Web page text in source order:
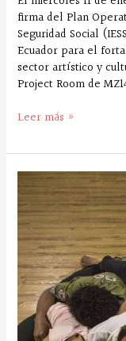
firma del Plan
Seguridad Social
Ecuador para el
sector artístico y
Project Room de
Leer más »
El
caso
de
las
patentes
municipales
en
el
Distrito
Metropolitano